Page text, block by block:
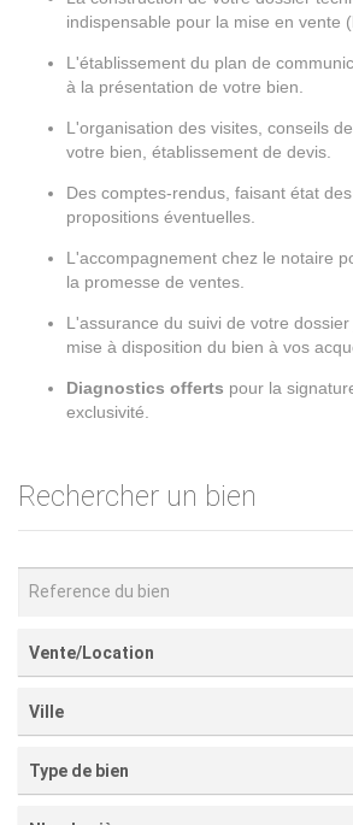
indispensable pour la mise en vente
L'établissement du plan de
à la présentation de votre bien.
L'organisation des visites, conseils
votre bien, établissement de devis.
Des comptes-rendus, faisant état
propositions éventuelles.
L'accompagnement chez le notaire
la promesse de ventes.
L'assurance du suivi de votre
mise à disposition du bien à vos
Diagnostics offerts pour la
exclusivité.
Rechercher un bien
Vente/Location
Ville
Type de bien